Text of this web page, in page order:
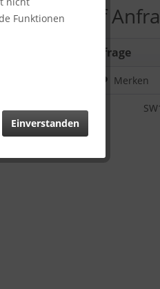
Preis auf
Preis auf Anfrage
Merken
Artikel-Nr.:
Funktionen
Einverstanden